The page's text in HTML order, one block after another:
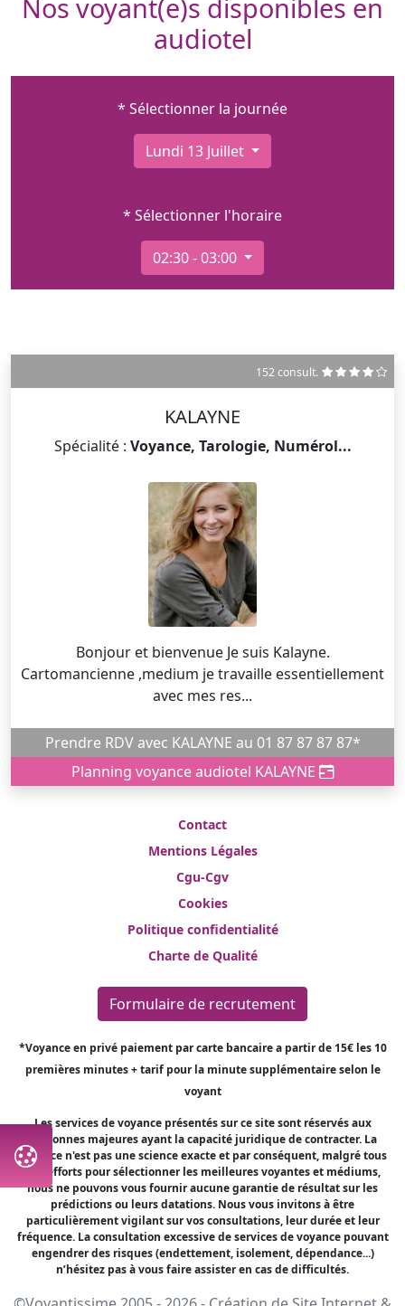
Nos voyant(e)s disponibles en
audiotel
* Sélectionner la journée
Lundi 13 Juillet
* Sélectionner l'horaire
02:30 - 03:00
152 consult.
KALAYNE
Spécialité : Voyance, Tarologie, Numérol...
Bonjour et bienvenue Je suis Kalayne.
Cartomancienne ,medium je travaille essentiellement
avec mes res...
Prendre RDV avec KALAYNE au 01 87 87 87 87*
Planning voyance audiotel KALAYNE
Contact
Mentions Légales
Cgu-Cgv
Cookies
Politique confidentialité
Charte de Qualité
Formulaire de recrutement
*Voyance en privé paiement par carte bancaire a partir de 15€ les 10
premières minutes + tarif pour la minute supplémentaire selon le
voyant
Les services de voyance présentés sur ce site sont réservés aux
personnes majeures ayant la capacité juridique de contracter. La
voyance n'est pas une science exacte et par conséquent, malgré tous
nos efforts pour sélectionner les meilleures voyantes et médiums,
nous ne pouvons vous fournir aucune garantie de résultat sur les
prédictions ou leurs datations. Nous vous invitons à être
particulièrement vigilant sur vos consultations, leur durée et leur
fréquence. La consultation excessive de services de voyance pouvant
engendrer des risques (endettement, isolement, dépendance...)
n’hésitez pas à vous faire assister en cas de difficultés.